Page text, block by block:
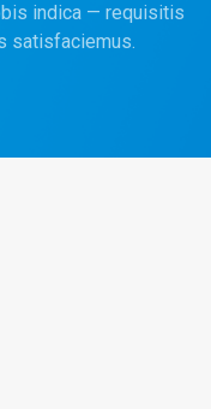
indica — requisitis
satisfaciemus.